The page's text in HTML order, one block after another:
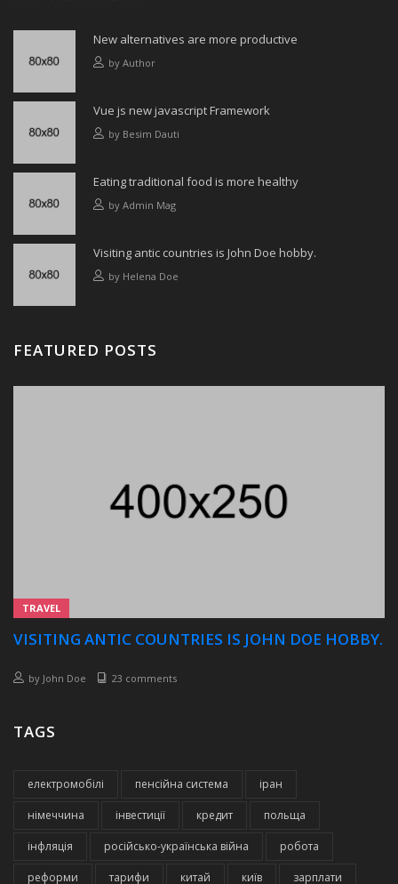
New alternatives are more productive
by Author
Vue js new javascript Framework
by Besim Dauti
Eating traditional food is more healthy
by Admin Mag
Visiting antic countries is John Doe hobby.
by Helena Doe
FEATURED POSTS
TRAVEL
VISITING ANTIC COUNTRIES IS JOHN DOE HOBBY.
by John Doe 23 comments
TAGS
електромобілі пенсійна система іран
німеччина інвестиції кредит польща
інфляція російсько-українська війна робота
реформи тарифи китай київ зарплати